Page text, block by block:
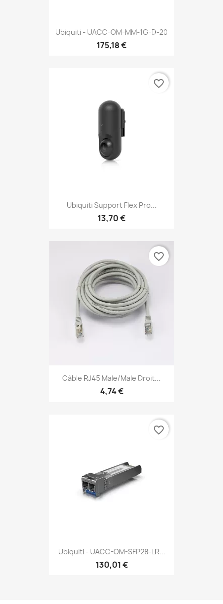
Ubiquiti - UACC-OM-MM-1G-D-20
175,18 €
Ubiquiti Support Flex Pro...
13,70 €
favorite_border
Câble RJ45 Male/Male Droit...
4,74 €
favorite_border
Ubiquiti - UACC-OM-SFP28-LR...
130,01 €
favorite_border